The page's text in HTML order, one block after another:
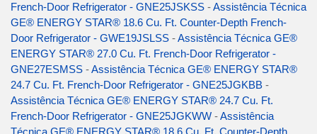
French-Door Refrigerator - GNE25JSKSS -Assistência Técnica
GE® ENERGY STAR® 18.6 Cu. Ft. Counter-Depth French-
Door Refrigerator - GWE19JSLSS -Assistência Técnica GE®
ENERGY STAR® 27.0 Cu. Ft. French-Door Refrigerator -
GNE27ESMSS -Assistência Técnica GE® ENERGY STAR®
24.7 Cu. Ft. French-Door Refrigerator - GNE25JGKBB -
Assistência Técnica GE® ENERGY STAR® 24.7 Cu. Ft.
French-Door Refrigerator - GNE25JGKWW -Assistência